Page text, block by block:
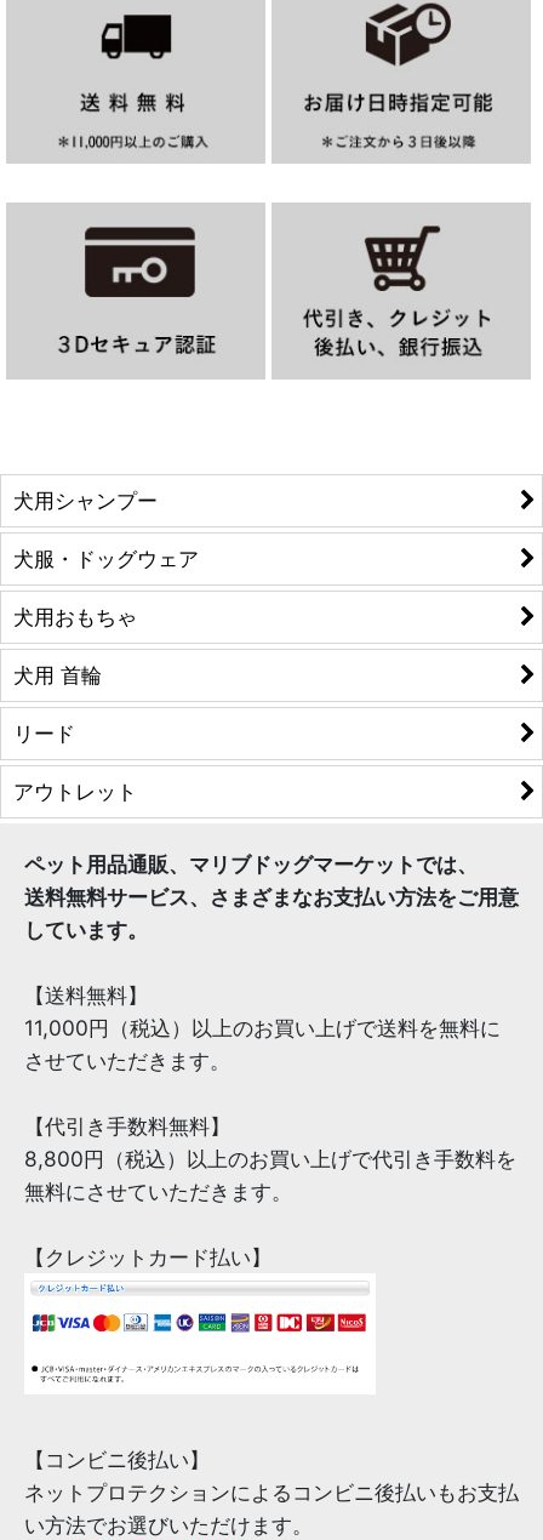
犬用シャンプー
犬服・ドッグウェア
犬用おもちゃ
犬用 首輪
リード
アウトレット
ペット用品通販、マリブドッグマーケットでは、
送料無料サービス、さまざまなお支払い方法をご用意
しています。
【送料無料】
11,000円（税込）以上のお買い上げで送料を無料に
させていただきます。
【代引き手数料無料】
8,800円（税込）以上のお買い上げで代引き手数料を
無料にさせていただきます。
【クレジットカード払い】
【コンビニ後払い】
ネットプロテクションによるコンビニ後払いもお支払
い方法でお選びいただけます。